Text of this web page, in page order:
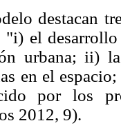
destacan
el
urbana; ii)
en el
por los
2012, 9).